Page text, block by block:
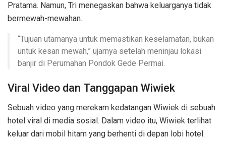
Pratama. Namun, Tri menegaskan bahwa keluarganya tidak
bermewah-mewahan.
“Tujuan utamanya untuk memastikan keselamatan, bukan
untuk kesan mewah,” ujarnya setelah meninjau lokasi
banjir di Perumahan Pondok Gede Permai.
Viral Video dan Tanggapan Wiwiek
Sebuah video yang merekam kedatangan Wiwiek di sebuah
hotel viral di media sosial. Dalam video itu, Wiwiek terlihat
keluar dari mobil hitam yang berhenti di depan lobi hotel.